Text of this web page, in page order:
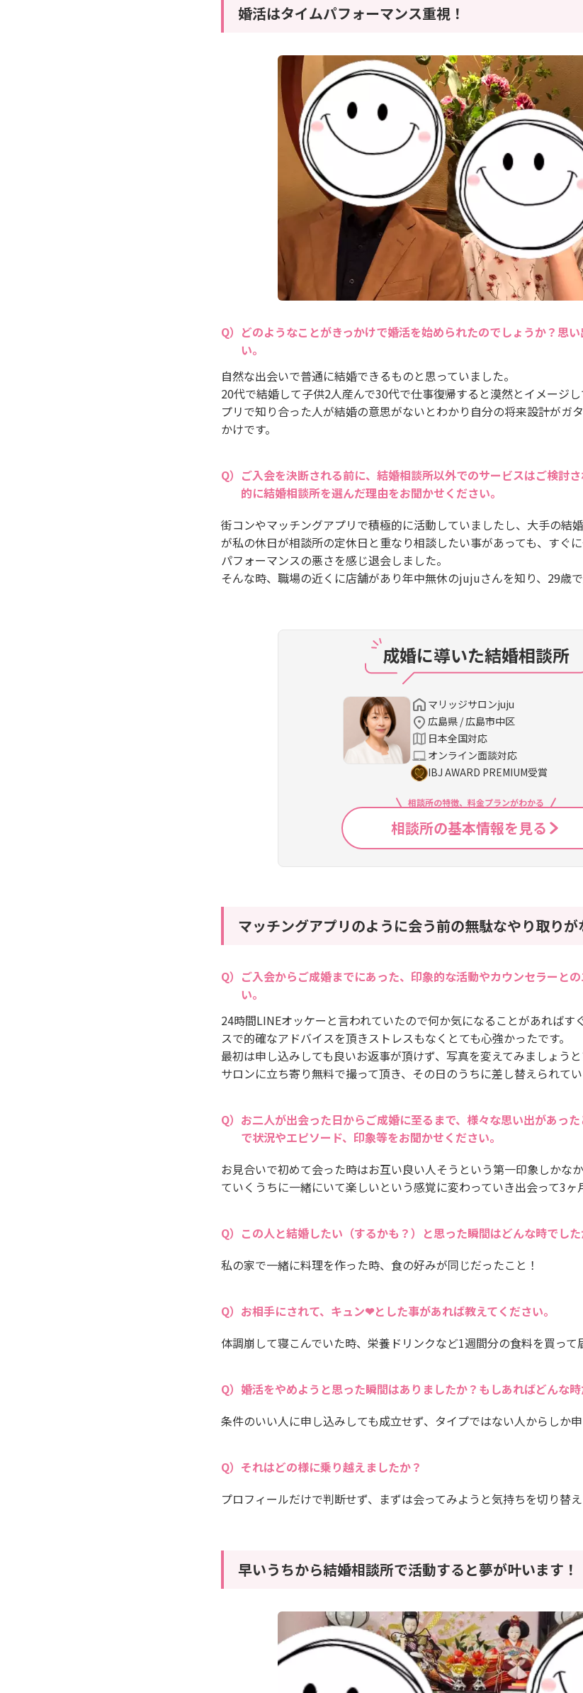
婚活はタイムパフォーマンス重視！
どのようなことがきっかけで婚活を始められたのでしょうか？思
い。
自然な出会いで普通に結婚できるものと思っていました。
20代で結婚して子供2人産んで30代で仕事復帰すると漠然とイメージ
プリで知り合った人が結婚の意思がないとわかり自分の将来設計がガ
かけです。
ご入会を決断される前に、結婚相談所以外でのサービスはご検討
的に結婚相談所を選んだ理由をお聞かせください。
街コンやマッチングアプリで積極的に活動していましたし、大手の結
が私の休日が相談所の定休日と重なり相談したい事があっても、すぐ
パフォーマンスの悪さを感じ退会しました。
そんな時、職場の近くに店舗があり年中無休のjujuさんを知り、29歳で
成婚に導いた結婚相談所
マリッジサロンjuju
広島県 / 広島市中区
日本全国対応
オンライン面談対応
IBJ AWARD PREMIUM受賞
相談所の特徴、料金プランがわかる
相談所の基本情報を見る
マッチングアプリのように会う前の無駄なやり取りが
ご入会からご成婚までにあった、印象的な活動やカウンセラーと
い。
24時間LINEオッケーと言われていたので何か気になることがあればす
スで的確なアドバイスを頂きストレスもなくとても心強かったです。
最初は申し込みしても良いお返事が頂けず、写真を変えてみましょう
サロンに立ち寄り無料で撮って頂き、その日のうちに差し替えられて
お二人が出会った日からご成婚に至るまで、様々な思い出があっ
で状況やエピソード、印象等をお聞かせください。
お見合いで初めて会った時はお互い良い人そうという第一印象しかな
ていくうちに一緒にいて楽しいという感覚に変わっていき出会って3ヶ
この人と結婚したい（するかも？）と思った瞬間はどんな時でした
私の家で一緒に料理を作った時、食の好みが同じだったこと！
お相手にされて、キュン❤とした事があれば教えてください。
体調崩して寝こんでいた時、栄養ドリンクなど1週間分の食料を買って
婚活をやめようと思った瞬間はありましたか？もしあればどんな時
条件のいい人に申し込みしても成立せず、タイプではない人からしか
それはどの様に乗り越えましたか？
プロフィールだけで判断せず、まずは会ってみようと気持ちを切り替え
早いうちから結婚相談所で活動すると夢が叶います！